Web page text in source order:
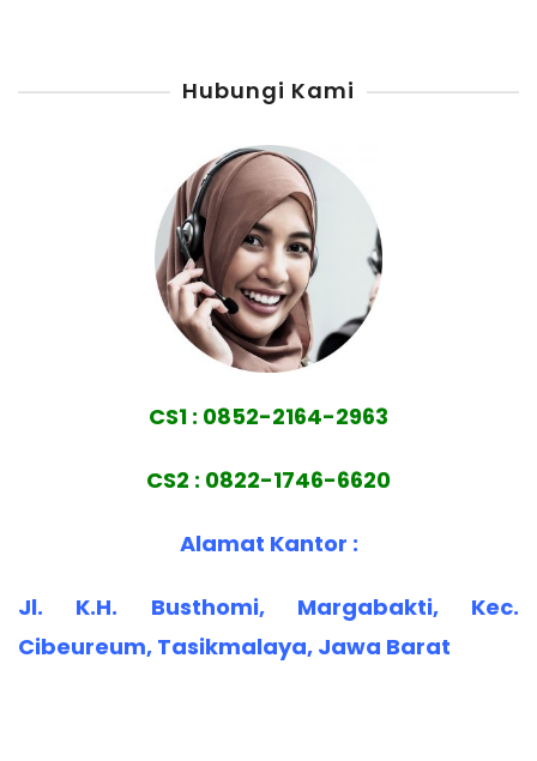
Hubungi Kami
CS1 : 0852-2164-2963
CS2 : 0822-1746-6620
Alamat Kantor :
Jl. K.H. Busthomi, Margabakti, Kec.
Cibeureum, Tasikmalaya, Jawa Barat